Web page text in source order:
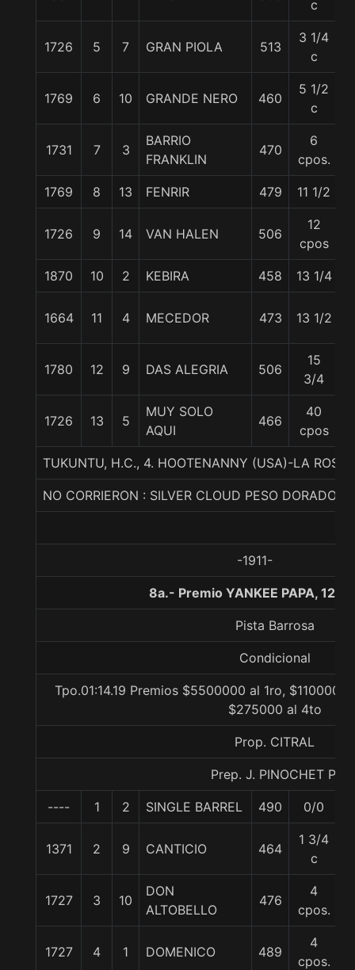
c
1726 5 7 GRAN PIOLA 513
3 1/4
c
1769 6 10 GRANDE NERO 460
5 1/2
c
1731 7 3
BARRIO
FRANKLIN
470
6
cpos.
1769 8 13 FENRIR 479 11 1/2
1726 9 14 VAN HALEN 506
12
cpos
1870 10 2 KEBIRA 458 13 1/4
1664 11 4 MECEDOR 473 13 1/2
1780 12 9 DAS ALEGRIA 506
15
3/4
1726 13 5
MUY SOLO
AQUI
466
40
cpos
TUKUNTU, H.C., 4. HOOTENANNY (USA)-LA
NO CORRIERON : SILVER CLOUD PESO DORADO
-1911-
8a.- Premio YANKEE PAPA,
Pista Barrosa
Condicional
Tpo.01:14.19 Premios $5500000 al 1ro,
$275000 al 4to
Prop. CITRAL
Prep. J. PINOCHET P.
---- 1 2 SINGLE BARREL 490 0/0
1371 2 9 CANTICIO 464
1 3/4
c
1727 3 10
DON
ALTOBELLO
476
4
cpos.
1727 4 1 DOMENICO 489
4
cpos.